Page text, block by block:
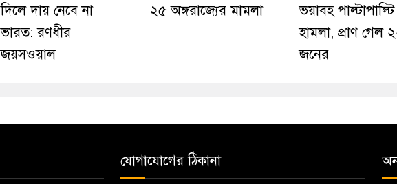
দিলে দায় নেবে না
ভারত: রণধীর
জয়সওয়াল
২৫ অঙ্গরাজ্যের মামলা
ভয়াবহ পাল্টাপাল্টি
হামলা, প্রাণ গেল
জনের
যোগাযোগের ঠিকানা